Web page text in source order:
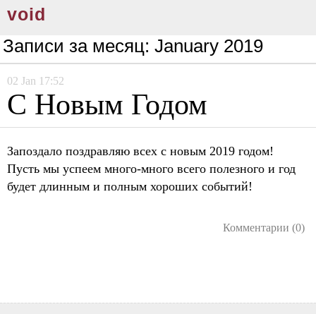
void
Записи за месяц: January 2019
02 Jan 17:52
С Новым Годом
Запоздало поздравляю всех с новым 2019 годом!
Пусть мы успеем много-много всего полезного и год
будет длинным и полным хороших событий!
Комментарии (0)